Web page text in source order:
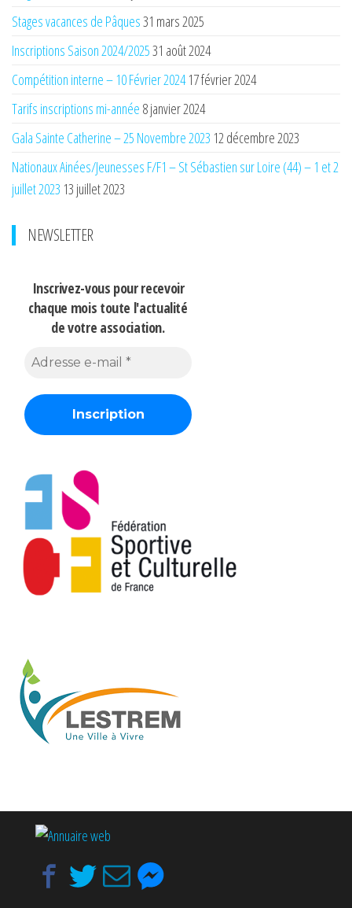
Stages vacances de Pâques31 mars 2025
Inscriptions Saison 2024/202531 août 2024
Compétition interne – 10 Février 2024 17 février 2024
Tarifs inscriptions mi-année 8 janvier 2024
Gala Sainte Catherine – 25 Novembre 2023 12 décembre 2023
Nationaux Ainées/Jeunesses F/F1 – St Sébastien sur Loire (44) – 1 et 2
juillet 2023 13 juillet 2023
NEWSLETTER
Inscrivez-vous pour recevoir
chaque mois toute l'actualité
de votre association.